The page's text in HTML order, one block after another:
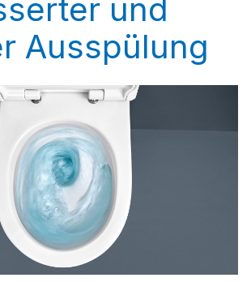
und
Ausspülung